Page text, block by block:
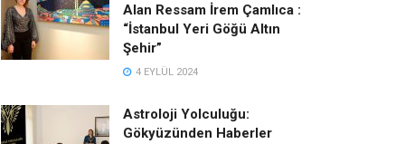
Alan Ressam İrem Çamlıca :
“İstanbul Yeri Göğü Altın
Şehir”
4 EYLÜL 2024
Astroloji Yolculuğu:
Gökyüzünden Haberler